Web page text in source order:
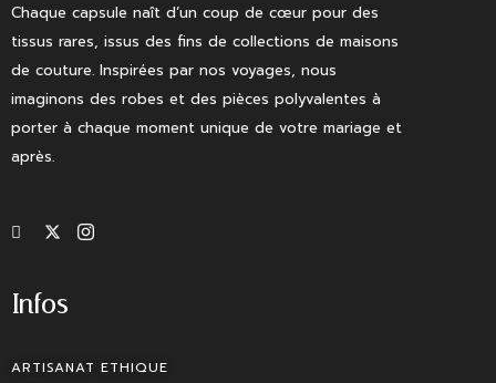
Chaque capsule naît d’un coup de cœur pour des
tissus rares, issus des fins de collections de maisons
de couture. Inspirées par nos voyages, nous
imaginons des robes et des pièces polyvalentes à
porter à chaque moment unique de votre mariage et
après.
Infos
ARTISANAT ETHIQUE